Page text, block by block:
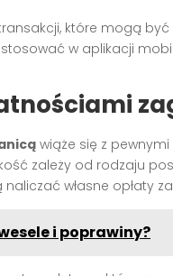
które mogą
w aplikacji
wiąże się z
zależy od rodzaju
własne opłaty
i poprawiny?